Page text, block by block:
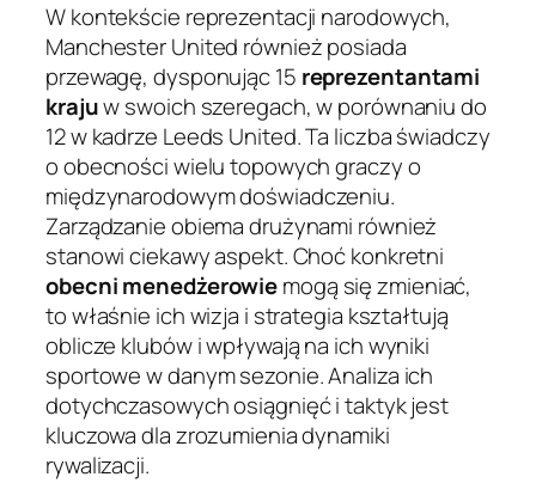
W kontekście reprezentacji narodowych,
Manchester United również posiada
przewagę, dysponując 15 reprezentantami
krajuw swoich szeregach, w porównaniu do
12 w kadrze Leeds United. Ta liczba świadczy
o obecności wielu topowych graczy o
międzynarodowym doświadczeniu.
Zarządzanie obiema drużynami również
stanowi ciekawy aspekt. Choć konkretni
obecni menedżerowiemogą się zmieniać,
to właśnie ich wizja i strategia kształtują
oblicze klubów i wpływają na ich wyniki
sportowe w danym sezonie. Analiza ich
dotychczasowych osiągnięć i taktyk jest
kluczowa dla zrozumienia dynamiki
rywalizacji.